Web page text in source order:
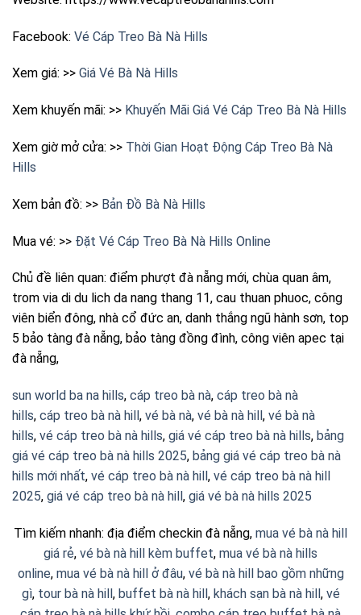
Facebook: Vé Cáp Treo Bà Nà Hills
Xem giá: >> Giá Vé Bà Nà Hills
Xem khuyến mãi: >> Khuyến Mãi Giá Vé Cáp Treo Bà Nà Hills
Xem giờ mở cửa: >> Thời Gian Hoạt Động Cáp Treo Bà Nà
Hills
Xem bản đồ: >> Bản Đồ Bà Nà Hills
Mua vé: >> Đặt Vé Cáp Treo Bà Nà Hills Online
Chủ đề liên quan: điểm phượt đà nẵng mới, chùa quan âm,
trom via di du lich da nang thang 11, cau thuan phuoc, công
viên biển đông, nhà cổ đức an, danh thắng ngũ hành sơn, top
5 bảo tàng đà nẵng, bảo tàng đồng đình, công viên apec tại
đà nẵng,
sun world ba na hills, cáp treo bà nà, cáp treo bà nà
hills, cáp treo bà nà hill , vé bà nà, vé bà nà hill , vé bà nà
hills, vé cáp treo bà nà hills, giá vé cáp treo bà nà hills, bảng
giá vé cáp treo bà nà hills 2025, bảng giá vé cáp treo bà nà
hills mới nhất, vé cáp treo bà nà hill , vé cáp treo bà nà hill
2025, giá vé cáp treo bà nà hill , giá vé bà nà hills 2025
Tìm kiếm nhanh: địa điểm checkin đà nẵng, mua vé bà nà hill
giá rẻ, vé bà nà hill kèm buffet, mua vé bà nà hills
online, mua vé bà nà hill ở đâu, vé bà nà hill bao gồm những
gì, tour bà nà hill, buffet bà nà hill, khách sạn bà nà hill, vé